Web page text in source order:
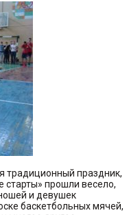
традиционный праздник,
прошли весело,
и девушек
баскетбольных мячей,